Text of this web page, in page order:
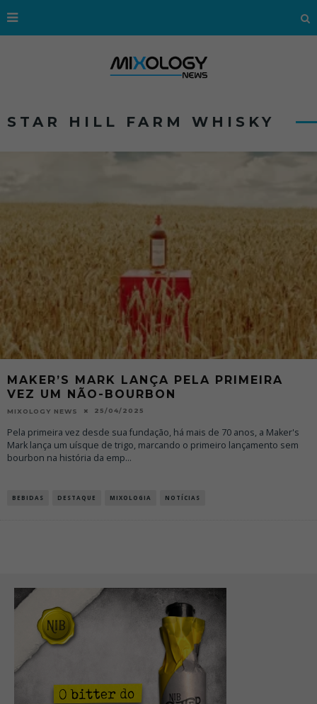
STAR HILL FARM WHISKY
MAKER’S MARK LANÇA PELA PRIMEIRA
VEZ UM NÃO-BOURBON
MIXOLOGY NEWS 25/04/2025
Pela primeira vez desde sua fundação, há mais de 70 anos, a Maker's
Mark lança um uísque de trigo, marcando o primeiro lançamento sem
bourbon na história da emp...
BEBIDAS DESTAQUE MIXOLOGIA NOTÍCIAS